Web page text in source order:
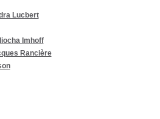
Lucbert
Imhoff
Rancière